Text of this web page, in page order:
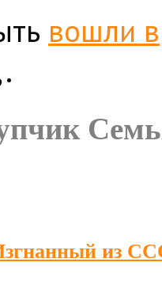
вошли в
из